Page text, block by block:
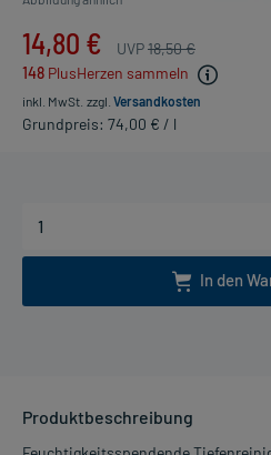
14,80 € UVP18,50 €
148 PlusHerzen sammeln
inkl. MwSt. zzgl. Versandkosten
Grundpreis: 74,00 € / l
In den
Produktbeschreibung